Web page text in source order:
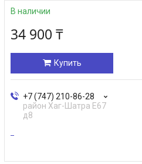
В наличии
34 900 ₸
Купить
+7 (747) 210-86-28
район Хаг-Шатра Е67
д8